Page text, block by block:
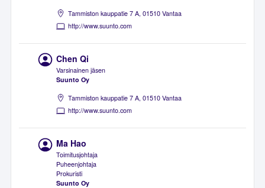
Tammiston kauppatie 7 A, 01510 Vantaa
http://www.suunto.com
Chen Qi
Varsinainen jäsen
Suunto Oy
Tammiston kauppatie 7 A, 01510 Vantaa
http://www.suunto.com
Ma Hao
Toimitusjohtaja
Puheenjohtaja
Prokuristi
Suunto Oy